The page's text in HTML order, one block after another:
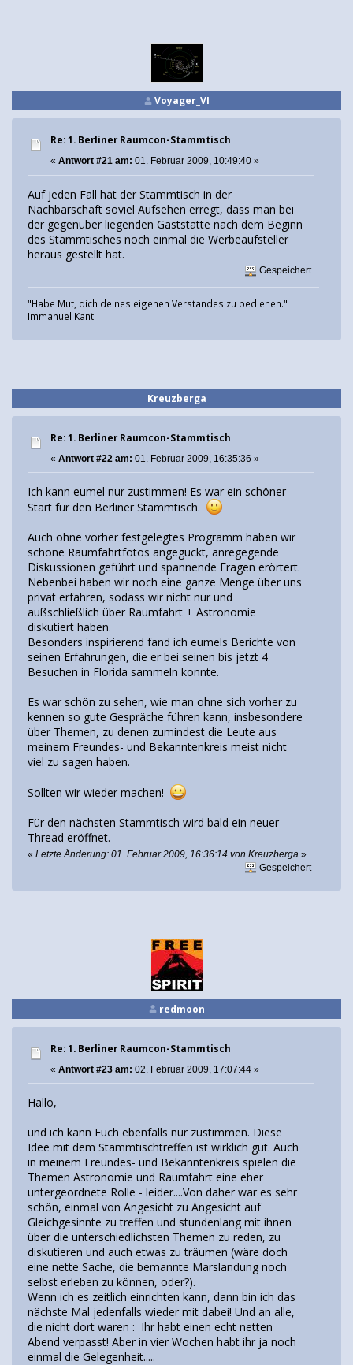
Voyager_VI
Re: 1. Berliner Raumcon-Stammtisch
« Antwort #21 am: 01. Februar 2009, 10:49:40 »
Auf jeden Fall hat der Stammtisch in der
Nachbarschaft soviel Aufsehen erregt, dass man bei
der gegenüber liegenden Gaststätte nach dem Beginn
des Stammtisches noch einmal die Werbeaufsteller
heraus gestellt hat.
Gespeichert
"Habe Mut, dich deines eigenen Verstandes zu bedienen."
Immanuel Kant
Kreuzberga
Re: 1. Berliner Raumcon-Stammtisch
« Antwort #22 am: 01. Februar 2009, 16:35:36 »
Ich kann eumel nur zustimmen! Es war ein schöner
Start für den Berliner Stammtisch.
Auch ohne vorher festgelegtes Programm haben wir
schöne Raumfahrtfotos angeguckt, anregegende
Diskussionen geführt und spannende Fragen erörtert.
Nebenbei haben wir noch eine ganze Menge über uns
privat erfahren, sodass wir nicht nur und
außschließlich über Raumfahrt + Astronomie
diskutiert haben.
Besonders inspirierend fand ich eumels Berichte von
seinen Erfahrungen, die er bei seinen bis jetzt 4
Besuchen in Florida sammeln konnte.
Es war schön zu sehen, wie man ohne sich vorher zu
kennen so gute Gespräche führen kann, insbesondere
über Themen, zu denen zumindest die Leute aus
meinem Freundes- und Bekanntenkreis meist nicht
viel zu sagen haben.
Sollten wir wieder machen!
Für den nächsten Stammtisch wird bald ein neuer
Thread eröffnet.
« Letzte Änderung: 01. Februar 2009, 16:36:14 von Kreuzberga »
Gespeichert
redmoon
Re: 1. Berliner Raumcon-Stammtisch
« Antwort #23 am: 02. Februar 2009, 17:07:44 »
Hallo,
und ich kann Euch ebenfalls nur zustimmen. Diese
Idee mit dem Stammtischtreffen ist wirklich gut. Auch
in meinem Freundes- und Bekanntenkreis spielen die
Themen Astronomie und Raumfahrt eine eher
untergeordnete Rolle - leider....Von daher war es sehr
schön, einmal von Angesicht zu Angesicht auf
Gleichgesinnte zu treffen und stundenlang mit ihnen
über die unterschiedlichsten Themen zu reden, zu
diskutieren und auch etwas zu träumen (wäre doch
eine nette Sache, die bemannte Marslandung noch
selbst erleben zu können, oder?).
Wenn ich es zeitlich einrichten kann, dann bin ich das
nächste Mal jedenfalls wieder mit dabei! Und an alle,
die nicht dort waren : Ihr habt einen echt netten
Abend verpasst! Aber in vier Wochen habt ihr ja noch
einmal die Gelegenheit.....